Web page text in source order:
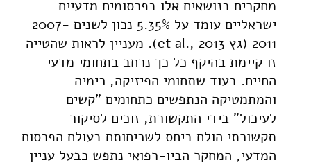
מחקרים בנושאים אלו בפרסומים מדעיים
ישראליים עומד על 5.35% נכון לשנים 2007-
2011 (גץ et al., 2013). מעניין לראות שהטייה
זו קיימת בהיקף כל כך נרחב בתחומי מדעי
החיים. בעוד שתחומי הפיזיקה, כימיה
והמתמטיקה הנתפשים כתחומים "קשים
לעיכול" בידי התקשורת, זוכים לסיקור
תקשורתי הולם ביחס לשכיחותם בעולם הפרסום
המדעי, המחקר הביו-רפואי נתפש כבעל עניין